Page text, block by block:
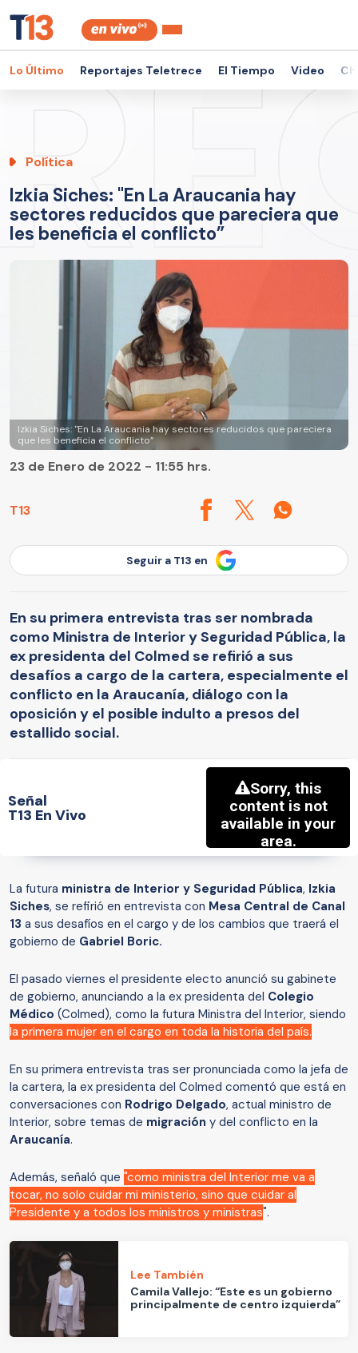
Lo Último Reportajes Teletrece El Tiempo Video
Política
Izkia Siches: "En La Araucania hay
sectores reducidos que pareciera que
les beneficia el conflicto”
Izkia Siches: "En La Araucania hay sectores reducidos que pareciera
que les beneficia el conflicto”
T13
23 de Enero de 2022 - 11:55 hrs.
Seguir a T13 en
En su primera entrevista tras ser nombrada
como Ministra de Interior y Seguridad Pública, la
ex presidenta del Colmed se refirió a sus
desafíos a cargo de la cartera, especialmente el
conflicto en la Araucanía, diálogo con la
oposición y el posible indulto a presos del
estallido social.
Señal
T13 En Vivo
La futura ministra de Interior y Seguridad Pública, Izkia
Siches, se refirió en entrevista con Mesa Central de Canal
13 a sus desafíos en el cargo y de los cambios que traerá el
gobierno de Gabriel Boric.
El pasado viernes el presidente electo anunció su gabinete
de gobierno, anunciando a la ex presidenta del Colegio
Médico (Colmed), como la futura Ministra del Interior, siendo
la primera mujer en el cargo en toda la historia del país.
En su primera entrevista tras ser pronunciada como la jefa de
la cartera, la ex presidenta del Colmed comentó que está en
conversaciones con Rodrigo Delgado, actual ministro de
Interior, sobre temas de migración y del conflicto en la
Araucanía.
Además, señaló que "como ministra del Interior me va a
tocar, no solo cuidar mi ministerio, sino que cuidar al
Presidente y a todos los ministros y ministras".
Lee También
Camila Vallejo: “Este es un gobierno
principalmente de centro izquierda”